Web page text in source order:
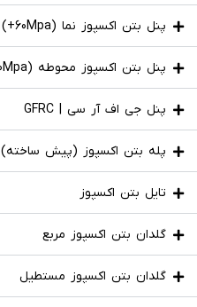
پنل بتن اکسپوز نما (60Mpa+)
پنل بتن اکسپوز محوطه (60Mpa+)
پنل جی اف آر سی | GFRC
پله بتن اکسپوز (پیش ساخته)
تایل بتن اکسپوز
گلدان بتن اکسپوز مربع
گلدان بتن اکسپوز مستطیل